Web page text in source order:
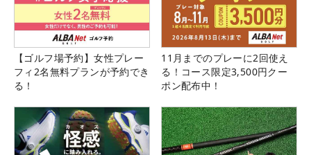
【ゴルフ場予約】女性プレー
フィ2名無料プランが予約でき
る！
11月までのプレーに2回使え
る！コース限定3,500円クー
ポン配布中！